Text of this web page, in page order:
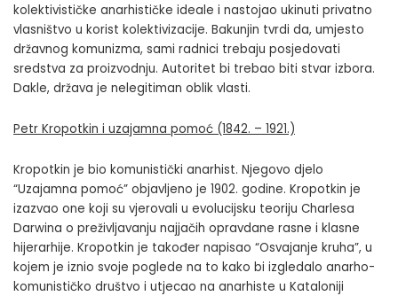
kolektivističke anarhističke ideale i nastojao ukinuti privatno
vlasništvo u korist kolektivizacije. Bakunjin tvrdi da, umjesto
državnog komunizma, sami radnici trebaju posjedovati
sredstva za proizvodnju. Autoritet bi trebao biti stvar izbora.
Dakle, država je nelegitiman oblik vlasti.
Petr Kropotkin i uzajamna pomoć (1842. – 1921.)
Kropotkin je bio komunistički anarhist. Njegovo djelo
“Uzajamna pomoć” objavljeno je 1902. godine. Kropotkin je
izazvao one koji su vjerovali u evolucijsku teoriju Charlesa
Darwina o preživljavanju najjačih opravdane rasne i klasne
hijerarhije. Kropotkin je također napisao “Osvajanje kruha”, u
kojem je iznio svoje poglede na to kako bi izgledalo anarho-
komunističko društvo i utjecao na anarhiste u Kataloniji